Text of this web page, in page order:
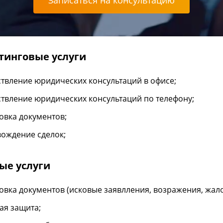
услуги
юридических консультаций в офисе;
юридических консультаций по телефону;
документов;
сделок;
услуги
документов (исковые заявлления, возражения,
защита;